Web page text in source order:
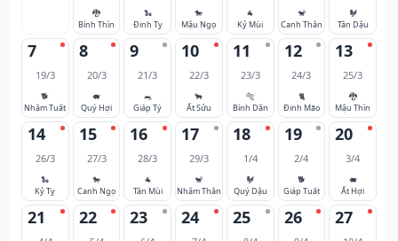
🐉
Bính Thìn
🐍
Đinh Tỵ
🐎
Mậu Ngọ
🐐
Kỷ Mùi
🐒
Canh Thân
🐓
Tân Dậu
7
19/3
🐕
Nhâm Tuất
8
20/3
🐖
Quý Hợi
9
21/3
🐀
Giáp Tý
10
22/3
🐂
Ất Sửu
11
23/3
🐅
Bính Dần
12
24/3
🐈
Đinh Mão
13
25/3
🐉
Mậu Thìn
14
26/3
🐍
Kỷ Tỵ
15
27/3
🐎
Canh Ngọ
16
28/3
🐐
Tân Mùi
17
29/3
🐒
Nhâm Thân
18
1/4
🐓
Quý Dậu
19
2/4
🐕
Giáp Tuất
20
3/4
🐖
Ất Hợi
21 22 23 24 25 26 27